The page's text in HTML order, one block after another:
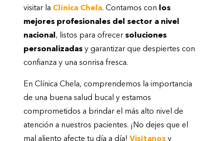
visitar la Clínica Chela. Contamos con
los
mejores profesionales del sector a nivel
nacional , listos para ofrecer soluciones
personalizadas y garantizar que despiertes con
confianza y una sonrisa fresca.
En Clínica Chela, comprendemos la importancia
de una buena salud bucal y estamos
comprometidos a brindar el más alto nivel de
atención a nuestros pacientes. ¡No dejes que el
mal aliento afecte tu día a día! Visítanos y